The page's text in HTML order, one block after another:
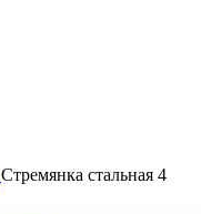
Стремянка стальная 4